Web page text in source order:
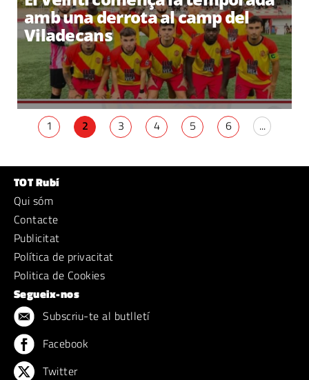
amb una derrota al camp del
Viladecans
1 2 3 4 5 6 ...
TOT Rubí
Qui sóm
Contacte
Publicitat
Política de privacitat
Politica de Cookies
Segueix-nos
Subscriu-te al butlletí
Facebook
Twitter